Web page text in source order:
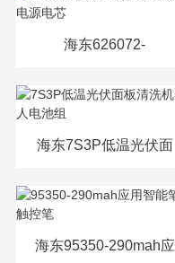
海东626072-
海东7S3P低温光伏面
海东95350-290mah应